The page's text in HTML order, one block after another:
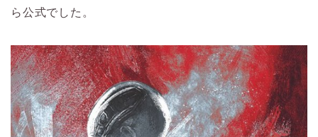
ら公式でした。